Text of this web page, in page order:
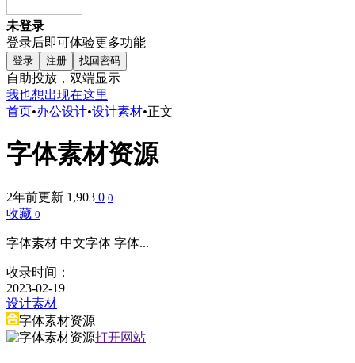
未登录
登录后即可体验更多功能
登录 注册 找回密码
自助投放，双端显示
我也想出现在这里
首页•办公设计•设计素材•正文
字体素材资源
2年前更新 1,903 0 0
收藏 0
字体素材 中文字体 字体...
收录时间：
2023-02-19
设计素材
字体素材资源
打开网站